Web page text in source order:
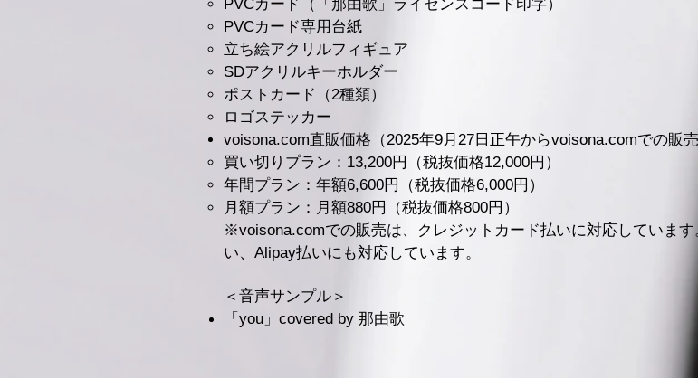
PVCカード（「那由歌」ライセンスコード印字）
PVCカード専用台紙
立ち絵アクリルフィギュア
SDアクリルキーホルダー
ポストカード（2種類）
ロゴステッカー
voisona.com直販価格（2025年9月27日正午からvoisona.comでの販売
買い切りプラン：13,200円（税抜価格12,000円）
年間プラン：年額6,600円（税抜価格6,000円）
月額プラン：月額880円（税抜価格800円）
※voisona.comでの販売は、クレジットカード払いに対応していま
い、Alipay払いにも対応しています。
＜音声サンプル＞
「you」covered by 那由歌